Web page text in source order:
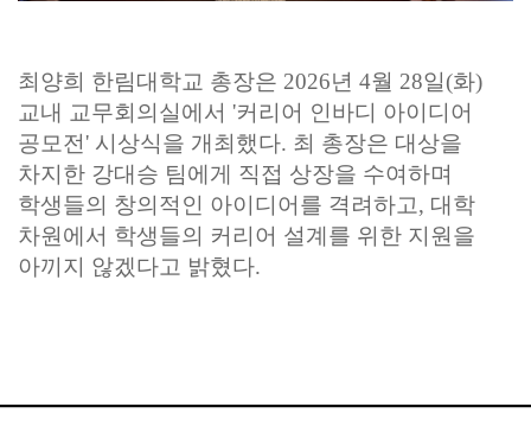
최양희 한림대학교 총장은 2026년 4월 28일(화)
교내 교무회의실에서 '커리어 인바디 아이디어
공모전' 시상식을 개최했다. 최 총장은 대상을
차지한 강대승 팀에게 직접 상장을 수여하며
학생들의 창의적인 아이디어를 격려하고, 대학
차원에서 학생들의 커리어 설계를 위한 지원을
아끼지 않겠다고 밝혔다.